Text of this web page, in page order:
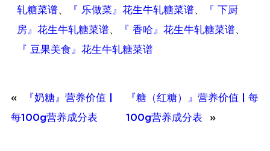
轧糖菜谱、 『 乐做菜』花生牛轧糖菜谱、
『 下厨
房』花生牛轧糖菜谱、 『 香哈』花生牛轧糖菜谱、
『 豆果美食』花生牛轧糖菜谱
«
『奶糖』营养价值 |
每100g营养成分表
『糖（红糖）』营养价值 | 每
100g营养成分表
»